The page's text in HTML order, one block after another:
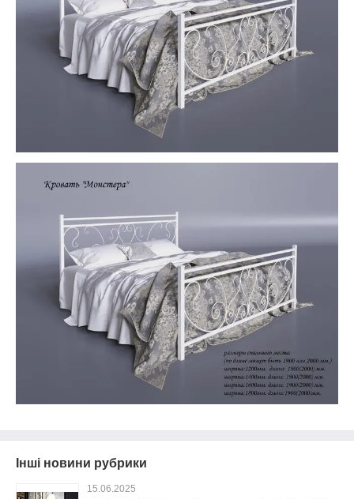
Інші новини рубрики
15.06.2025